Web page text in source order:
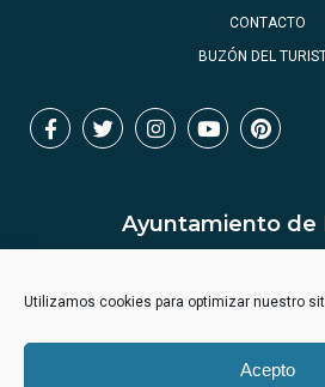
Utilizamos cookies para optimizar nuestro
Acepto
CONTACTO
BUZÓN DEL
Ayuntamiento de